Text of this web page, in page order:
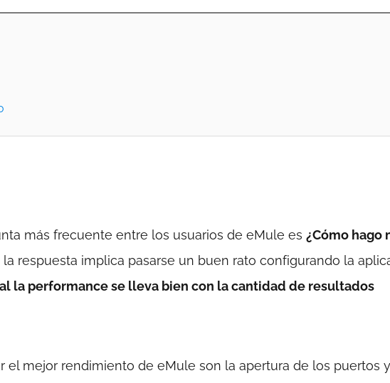
más frecuente entre los usuarios de eMule es ¿Cómo hago
respuesta implica pasarse un buen rato configurando la
la performance se lleva bien con la cantidad de resultados
el mejor rendimiento de eMule son la apertura de los puertos